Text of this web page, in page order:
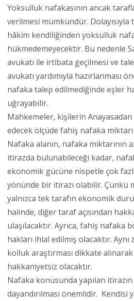
Yoksulluk nafakasının ancak
verilmesi mümkündür.
hâkim kendiliğinden yoksulluk
hükmedemeyecektir. Bu nedenle
avukatı ile irtibata geçilmesi ve
avukatı yardımıyla hazırlanması
nafaka talep edilmediğinde eşler
uğrayabilir.
Mahkemeler, kişilerin Anayasadan
edecek ölçüde fahiş nafaka
Nafaka alanın, nafaka miktarının
itirazda bulunabileceği kadar,
ekonomik gücüne nispetle çok
yönünde bir itirazı olabilir. Çünkü
yalnızca tek tarafın ekonomik
halinde, diğer taraf açısından
ulaşılacaktır. Ayrıca, fahiş nafaka
hakları ihlal edilmiş olacaktır. Aynı
kolluk araştırması dikkate
hakkaniyetsiz olacaktır.
Nafaka konusunda yapılan
dayandırılması önemlidir. Kendisi